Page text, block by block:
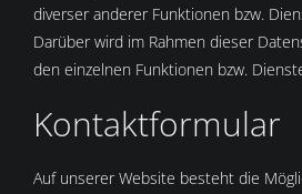
diverser anderer Funktionen bzw.
Darüber wird im Rahmen dieser
den einzelnen Funktionen bzw.
Kontaktformular
Auf unserer Website besteht die